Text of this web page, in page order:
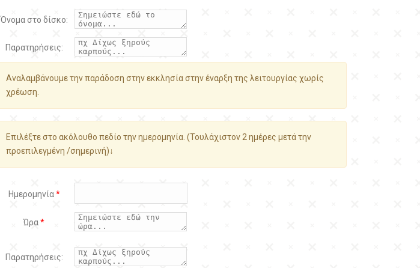
Όνομα στο δίσκο:
Παρατηρήσεις:
Αναλαμβάνουμε την παράδοση στην εκκλησία στην έναρξη της λειτουργίας χωρίς
χρέωση.
Επιλέξτε στο ακόλουθο πεδίο την ημερομηνία. (Τουλάχιστον 2 ημέρες μετά την
προεπιλεγμένη /σημερινή)↓
Ημερομηνία*
Ώρα*
Παρατηρήσεις: